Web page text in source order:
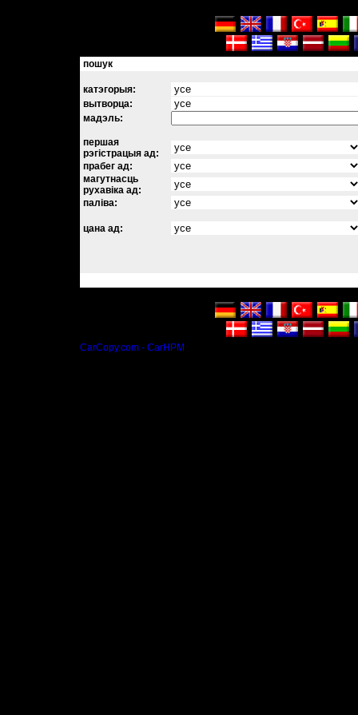
пошук
катэгорыя:
вытворца:
мадэль:
першая
рэгістрацыя ад:
прабег ад:
магутнасць
рухавіка ад:
паліва:
цана ад:
CarCopy.com - CarHPM